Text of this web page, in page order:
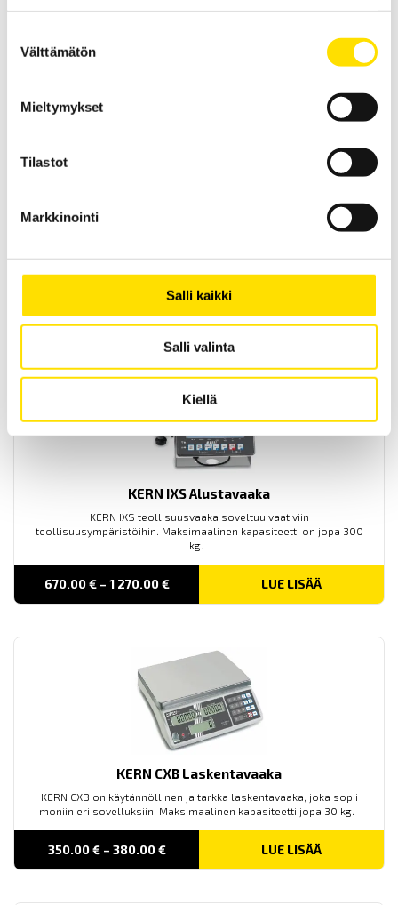
valinta
Välttämätön
Mieltymykset
Tilastot
Markkinointi
Salli kaikki
Salli valinta
Kiellä
1 250.00€ LUE LISÄÄ
Sveitsiläistä laatua edustavat Pesola Light-Line jousivaa'at
KERN IXS Alustavaaka
KERN IXS teollisuusvaaka soveltuu vaativiin
teollisuusympäristöihin. Maksimaalinen kapasiteetti on jopa 300
kg.
670.00€ – 1 270.00€PRICE
670.00 €
LUE LISÄÄ
KERN CXB Laskentavaaka
KERN CXB on käytännöllinen ja tarkka laskentavaaka, joka sopii
moniin eri sovelluksiin. Maksimaalinen kapasiteetti jopa 30 kg.
350.00€ – 380.00€PRICE
350.00 €
LUE LISÄÄ